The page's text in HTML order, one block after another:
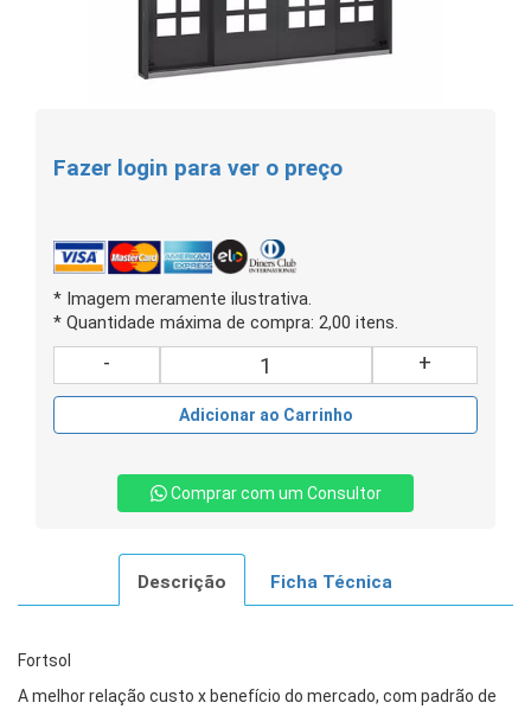
Fazer login para ver o preço
* Imagem meramente ilustrativa.
* Quantidade máxima de compra: 2,00 itens.
- +
Adicionar ao Carrinho
Comprar com um Consultor
Descrição Ficha Técnica
Fortsol
A melhor relação custo x benefício do mercado, com padrão de